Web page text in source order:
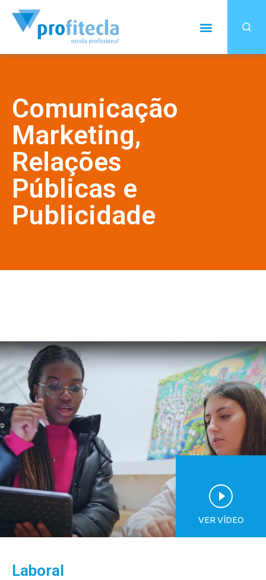
Comunicação
Marketing,
Relações
Públicas e
Publicidade
VER VÍDEO
Laboral